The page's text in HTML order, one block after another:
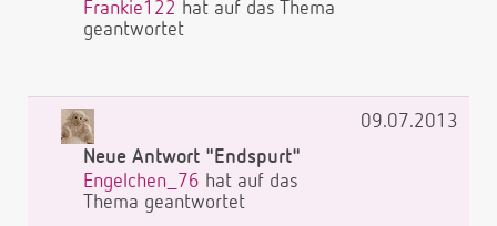
Frankie122 hat auf das Thema
geantwortet
Neue Antwort "Endspurt"
Engelchen_76 hat auf das
Thema geantwortet
09.07.2013